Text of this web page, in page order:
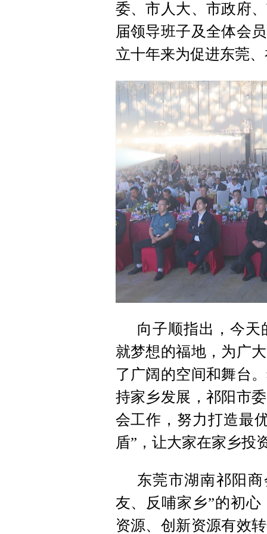
委、市人大、市政府
届领导班子及全体会
立十年来为促进东莞
向子顺指出，今
就梦想的福地，为广
了广阔的空间和舞台
持家乡发展，祁阳市
会工作，努力打造最
盾”，让大家在家乡投
东莞市湖南祁阳
友、反哺家乡”的初
资源、创新资源有效